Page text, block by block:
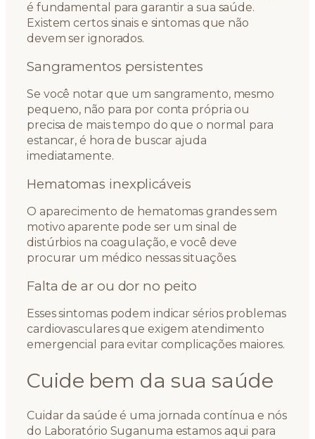
é fundamental para garantir a sua saúde.
Existem certos sinais e sintomas que não
devem ser ignorados.
Sangramentos persistentes
Se você notar que um sangramento, mesmo
pequeno, não para por conta própria ou
precisa de mais tempo do que o normal para
estancar, é hora de buscar ajuda
imediatamente.
Hematomas inexplicáveis
O aparecimento de hematomas grandes sem
motivo aparente pode ser um sinal de
distúrbios na coagulação, e você deve
procurar um médico nessas situações.
Falta de ar ou dor no peito
Esses sintomas podem indicar sérios problemas
cardiovasculares que exigem atendimento
emergencial para evitar complicações maiores.
Cuide bem da sua saúde
Cuidar da saúde é uma jornada contínua e nós
do Laboratório Suganuma estamos aqui para